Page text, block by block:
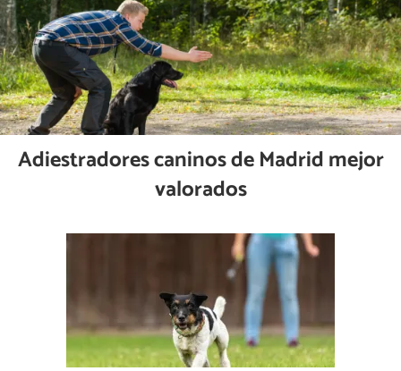
Adiestradores caninos de Madrid mejor
valorados